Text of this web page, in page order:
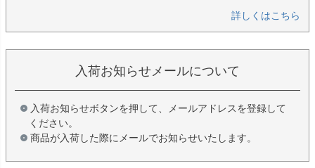
詳しくはこちら
入荷お知らせメールについて
入荷お知らせボタンを押して、メールアドレスを登録して
ください。
商品が入荷した際にメールでお知らせいたします。